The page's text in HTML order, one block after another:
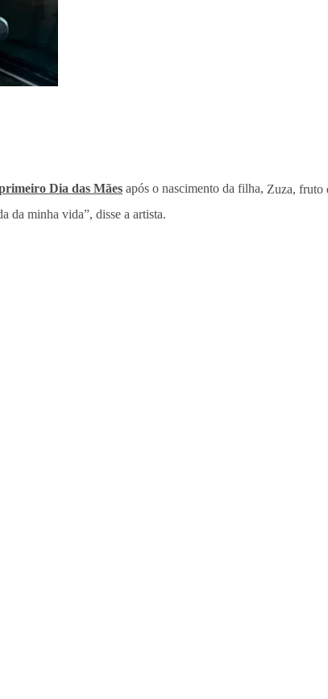
Dia das Mães após o nascimento da filha, Zuza, fruto
da minha vida”, disse a artista.